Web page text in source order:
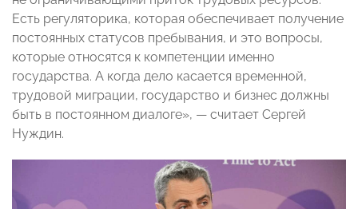
Есть регуляторика, которая обеспечивает получение
постоянных статусов пребывания, и это вопросы,
которые относятся к компетенции именно
государства. А когда дело касается временной,
трудовой миграции, государство и бизнес должны
быть в постоянном диалоге», — считает Сергей
Нуждин.